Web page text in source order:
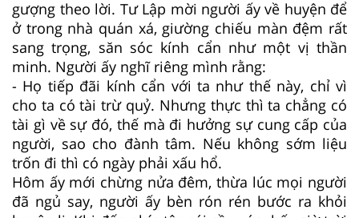
gượng theo lời. Tư Lập mời người ấy về huyện để
ở trong nhà quán xá, giường chiếu màn đệm rất
sang trọng, săn sóc kính cẩn như một vị thần
minh. Người ấy nghĩ riêng mình rằng:
- Họ tiếp đãi kính cẩn với ta như thế này, chỉ vì
cho ta có tài trừ quỷ. Nhưng thực thì ta chẳng có
tài gì về sự đó, thế mà đi hưởng sự cung cấp của
người, sao cho đành tâm. Nếu không sớm liệu
trốn đi thì có ngày phải xấu hổ.
Hôm ấy mới chừng nửa đêm, thừa lúc mọi người
đã ngủ say, người ấy bèn rón rén bước ra khỏi